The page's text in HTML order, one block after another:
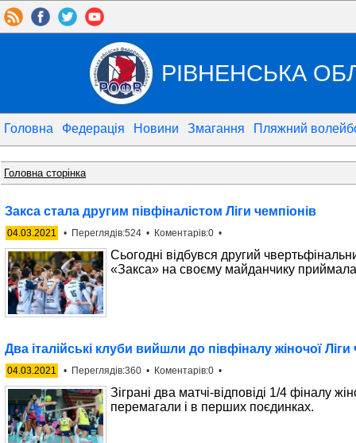
РІВНЕНСЬКА
Головна Федерація Новини Змагання Пляжний
Головна сторінка
Закса стала другим півфіналістом Ліги чемпіонів
04.03.2021 • Переглядів:524 • Коментарів:0 •
Сьогодні відбувся другий
«Закса» на своєму майданчику приймала
Два італійські клуби вийшли до півфіналу жіночої Ліги
04.03.2021 • Переглядів:360 • Коментарів:0 •
Зіграні два матчі-відповіді 1/4 фіналу
перемагали і в перших поєдинках.